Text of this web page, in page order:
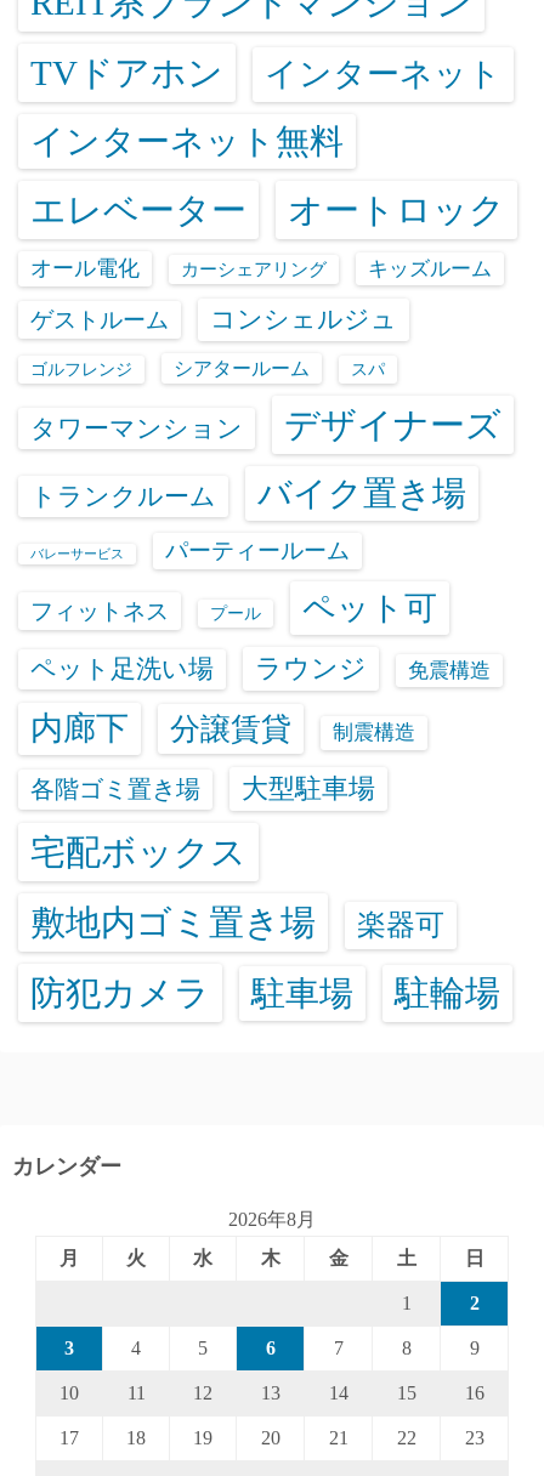
TVドアホン インターネット
インターネット無料
エレベーター オートロック
オール電化 カーシェアリング キッズルーム
ゲストルーム コンシェルジュ
ゴルフレンジ シアタールーム スパ
タワーマンション デザイナーズ
トランクルーム バイク置き場
バレーサービス パーティールーム
フィットネス プール ペット可
ペット足洗い場 ラウンジ 免震構造
内廊下 分譲賃貸 制震構造
各階ゴミ置き場 大型駐車場
宅配ボックス
敷地内ゴミ置き場
楽器可
防犯カメラ 駐車場 駐輪場
カレンダー
2026年8月
月
火 水 木 金 土 日
1 2
3 4 5 6 7 8 9
10 11 12 13 14 15 16
17 18 19 20 21 22 23